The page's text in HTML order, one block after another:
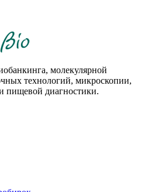
молекулярной
технологий, микроскопии,
пищевой диагностики.